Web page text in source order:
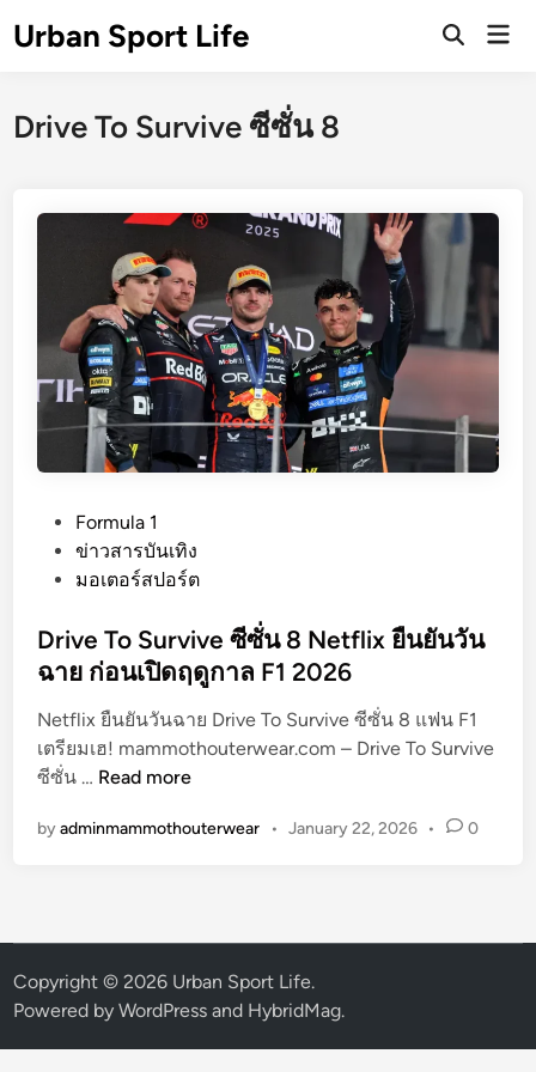
toUrban Sport Life
Open
Drive To Survive ซีซั่น 8
e
d
n
Formula 1
ข่าวสารบันเทิง
มอเตอร์สปอร์ต
Drive To Survive ซีซั่น 8 Netflix ยืนยันวัน
ฉาย ก่อนเปิดฤดูกาล F1 2026
Netflix ยืนยันวันฉาย Drive To Survive ซีซั่น 8 แฟน F1
เตรียมเฮ! mammothouterwear.com – Drive To Survive
ซีซั่น … D
i
o
S
u
Read more
byadminmammothouterwear • January 22, 2026 • 0
Copyright © 2026 Urban Sport Life.
Powered byWordPress and HybridMag.